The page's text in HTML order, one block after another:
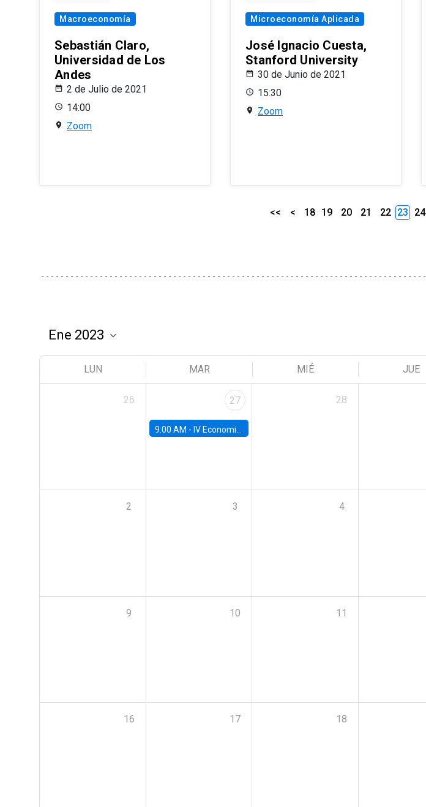
Macroeconomía
Sebastián Claro,
Universidad de Los
Andes
2 de Julio de 2021
14:00
Zoom
Microeconomía Aplicada
José Ignacio Cuesta,
Stanford University
30 de Junio de 2021
15:30
Zoom
<< < 18 19 20 21 22 23 24
LUN MAR MIÉ JUE
26 27
9:00 AM - IV Economics Alumni Workshop
28
2 3 4
9 10 11
16 17 18